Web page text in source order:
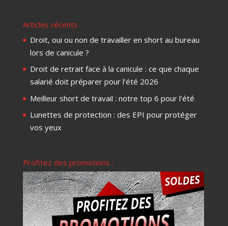
Articles récents
Droit, oui ou non de travailler en short au bureau
lors de canicule ?
Droit de retrait face à la canicule : ce que chaque
salarié doit préparer pour l’été 2026
Meilleur short de travail : notre top 6 pour l’été
Lunettes de protection : des EPI pour protéger
vos yeux
Profitez des promotions :